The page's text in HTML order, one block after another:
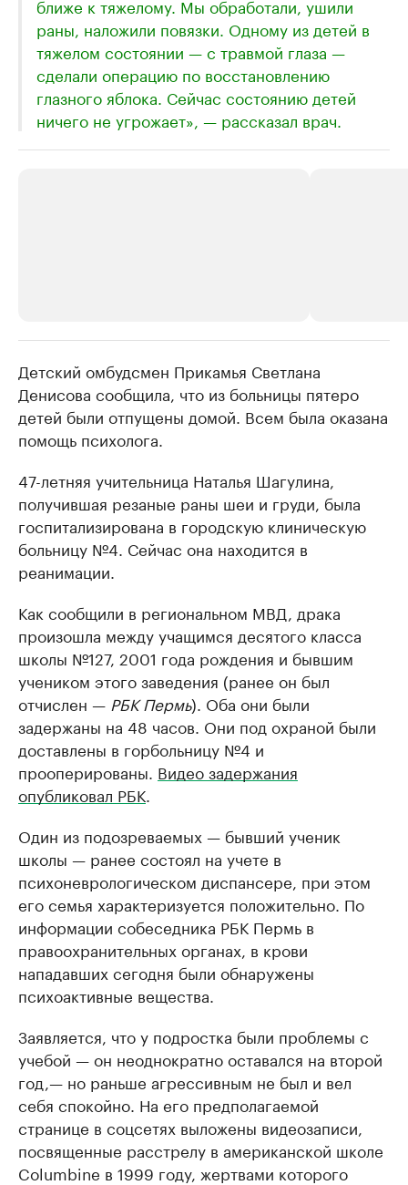
ближе к тяжелому. Мы обработали, ушили
раны, наложили повязки. Одному из детей в
тяжелом состоянии — с травмой глаза —
сделали операцию по восстановлению
глазного яблока. Сейчас состоянию детей
ничего не угрожает», — рассказал врач.
Крупнейшие производители и
продавцы медийной продукции
Ознакомьтесь с информацией в каталоге
Страховые
Детский омбудсмен Прикамья Светлана
Денисова сообщила, что из больницы пятеро
детей были отпущены домой. Всем была оказана
помощь психолога.
47-летняя учительница Наталья Шагулина,
получившая резаные раны шеи и груди, была
госпитализирована в городскую клиническую
больницу №4. Сейчас она находится в
реанимации.
Как сообщили в региональном МВД, драка
произошла между учащимся десятого класса
школы №127, 2001 года рождения и бывшим
учеником этого заведения (ранее он был
отчислен — РБК Пермь). Оба они были
задержаны на 48 часов. Они под охраной были
доставлены в горбольницу №4 и
прооперированы. Видео задержания
опубликовал РБК.
Один из подозреваемых — бывший ученик
школы — ранее состоял на учете в
психоневрологическом диспансере, при этом
его семья характеризуется положительно. По
информации собеседника РБК Пермь в
правоохранительных органах, в крови
нападавших сегодня были обнаружены
психоактивные вещества.
Заявляется, что у подростка были проблемы с
учебой — он неоднократно оставался на второй
год,— но раньше агрессивным не был и вел
себя спокойно. На его предполагаемой
странице в соцсетях выложены видеозаписи,
посвященные расстрелу в американской школе
Columbine в 1999 году, жертвами которого